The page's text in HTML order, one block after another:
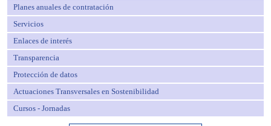
Planes anuales de contratación
Servicios
Enlaces de interés
Transparencia
Protección de datos
Actuaciones Transversales en Sostenibilidad
Cursos - Jornadas